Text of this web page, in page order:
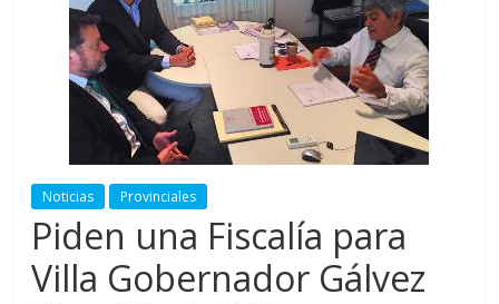
Noticias Provinciales
Piden una Fiscalía para
Villa Gobernador Gálvez